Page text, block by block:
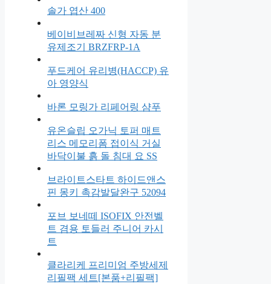
솔가 엽산 400
베이비브레짜 신형 자동 분
유제조기 BRZFRP-1A
푸드케어 유리병(HACCP) 유
아 영양식
바론 모링가 리페어링 샴푸
유온슬립 오가닉 토퍼 매트
리스 메모리폼 접이식 거실
바닥이불 흙 돌 침대 요 SS
브라이트스타트 하이드앤스
핀 몽키 촉감발달완구 52094
포브 보네떼 ISOFIX 안전벨
트 겸용 토들러 주니어 카시
트
클라리케 프리미엄 주방세제
리필팩 세트[본품+리필팩]